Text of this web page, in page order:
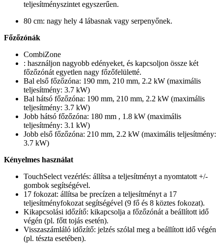
teljesítményszintet egyszerűen.
80 cm: nagy hely 4 lábasnak vagy serpenyőnek.
Főzőzónák
CombiZone
: használjon nagyobb edényeket, és kapcsoljon össze két
főzőzónát egyetlen nagy főzőfelületté.
Bal első főzőzóna: 190 mm, 210 mm, 2.2 kW (maximális
teljesítmény: 3.7 kW)
Bal hátsó főzőzóna: 190 mm, 210 mm, 2.2 kW (maximális
teljesítmény: 3.7 kW)
Jobb hátsó főzőzóna: 180 mm , 1.8 kW (maximális
teljesítmény: 3.1 kW)
Jobb első főzőzóna: 210 mm, 2.2 kW (maximális teljesítmény:
3.7 kW)
Kényelmes használat
TouchSelect vezérlés: állítsa a teljesítményt a nyomtatott +/-
gombok segítségével.
17 fokozat: állítsa be precízen a teljesítményt a 17
teljesítményfokozat segítségével (9 fő és 8 köztes fokozat).
Kikapcsolási időzítő: kikapcsolja a főzőzónát a beállított idő
végén (pl. főtt tojás esetén).
Visszaszámláló időzítő: jelzés szólal meg a beállított idő végén
(pl. tészta esetében).